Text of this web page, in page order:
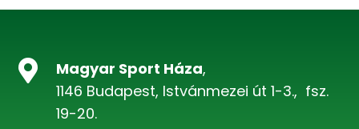
 Magyar Sport Háza,
1146 Budapest, Istvánmezei út 1-3., fsz.
19-20.